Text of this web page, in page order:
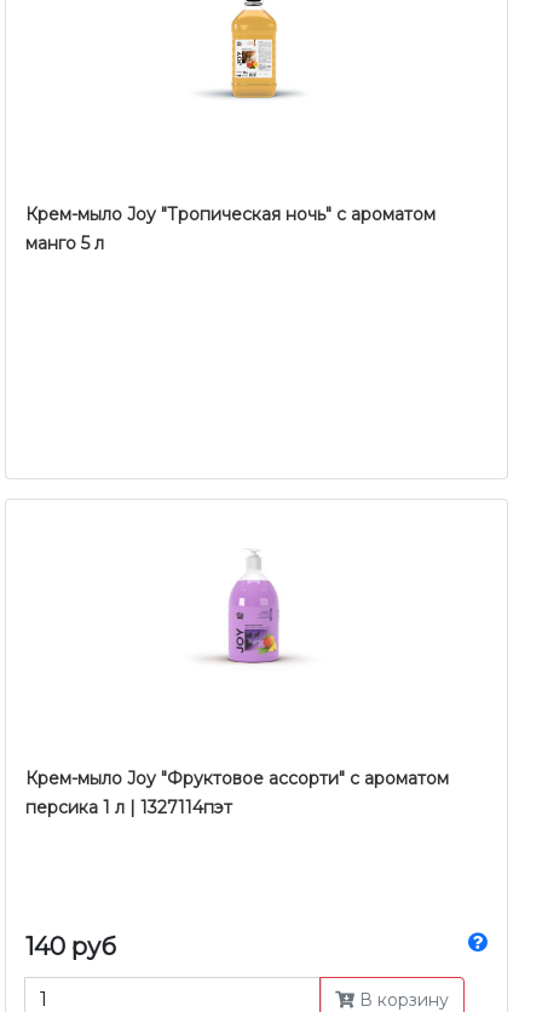
Крем-мыло Joy "Тропическая ночь" с ароматом
манго 5 л
Крем-мыло Joy "Фруктовое ассорти" с ароматом
персика 1 л | 1327114пэт
140 руб
В корзину